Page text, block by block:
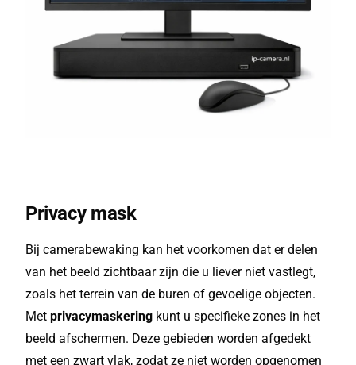
Privacy mask
Bij camerabewaking kan het voorkomen dat er delen
van het beeld zichtbaar zijn die u liever niet vastlegt,
zoals het terrein van de buren of gevoelige objecten.
Met privacymaskering kunt u specifieke zones in het
beeld afschermen. Deze gebieden worden afgedekt
met een zwart vlak, zodat ze niet worden opgenomen